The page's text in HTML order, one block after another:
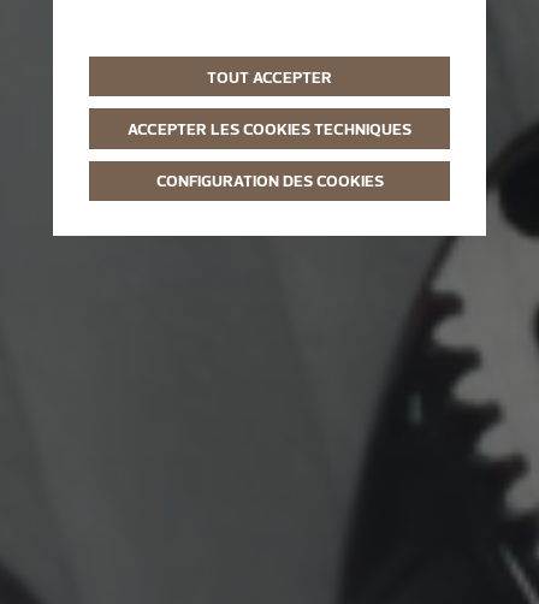
TOUT ACCEPTER
ACCEPTER LES COOKIES TECHNIQUES
CONFIGURATION DES COOKIES